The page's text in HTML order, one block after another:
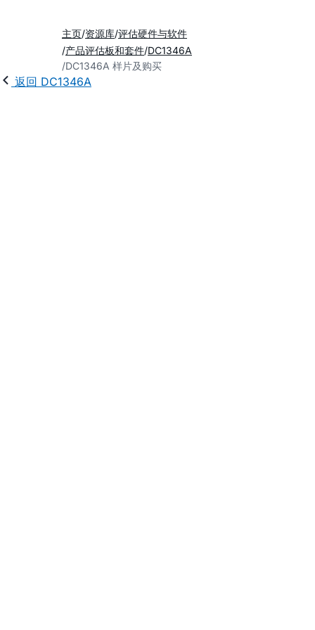
主页 资源库 评估硬件与软件
产品评估板和套件 DC1346A
DC1346A 样片及购买
返回 DC1346A